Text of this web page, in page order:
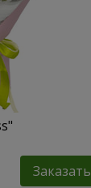
Заказать